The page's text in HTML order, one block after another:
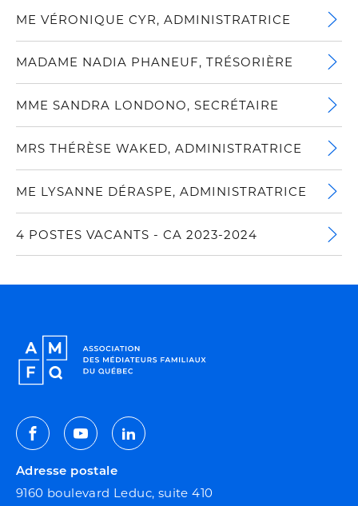
ME VÉRONIQUE CYR, ADMINISTRATRICE
MADAME NADIA PHANEUF, TRÉSORIÈRE
MME SANDRA LONDONO, SECRÉTAIRE
MRS THÉRÈSE WAKED, ADMINISTRATRICE
ME LYSANNE DÉRASPE, ADMINISTRATRICE
4 POSTES VACANTS - CA 2023-2024
FacebookYoutubeLinkedin
Adresse postale
9160 boulevard Leduc, suite 410